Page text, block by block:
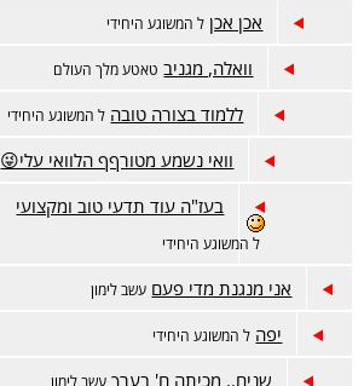
אכן אכן ל המשוגע היחידי
וואלה, מגניב טאטע מלך העולם
ללמוד בצורה טובה ל המשוגע היחידי
וואי נשמע מטורףף הלוואי עלי😜
בעז"ה עוד תדעי טוב ומקצועי
ל המשוגע היחידי
אני מנגנת מדי פעם עשב לימון
יפה ל המשוגע היחידי
שנים.. מכיתה ח' בערך עשב לימון